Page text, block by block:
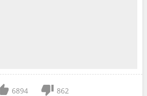
6894
862